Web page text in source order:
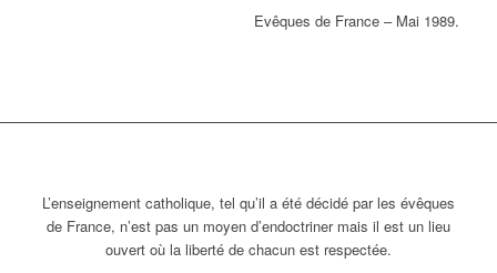
Evêques de France – Mai 1989.
L’enseignement catholique, tel qu’il a été décidé par les évêques
de France, n’est pas un moyen d’endoctriner mais il est un lieu
ouvert où la liberté de chacun est respectée.